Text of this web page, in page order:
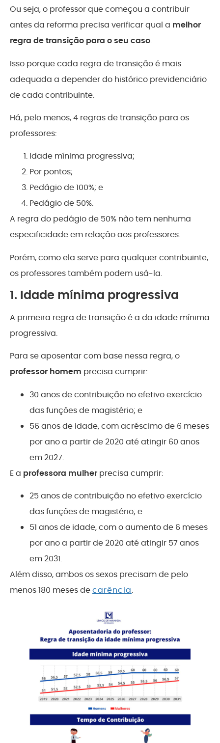
Ou seja, o professor que começou a contribuir
antes da reforma precisa verificar qual a melhor
regra de transição para o seu caso.
Isso porque cada regra de transição é mais
adequada a depender do histórico previdenciário
de cada contribuinte.
Há, pelo menos, 4 regras de transição para os
professores:
Idade mínima progressiva;
Por pontos;
Pedágio de 100%; e
Pedágio de 50%.
A regra do pedágio de 50% não tem nenhuma
especificidade em relação aos professores.
Porém, como ela serve para qualquer contribuinte,
os professores também podem usá-la.
1. Idade mínima progressiva
A primeira regra de transição é a da idade mínima
progressiva.
Para se aposentar com base nessa regra, o
professor homem precisa cumprir:
30 anos de contribuição no efetivo exercício
das funções de magistério; e
56 anos de idade, com acréscimo de 6 meses
por ano a partir de 2020 até atingir 60 anos
em 2027.
E a professora mulher precisa cumprir:
25 anos de contribuição no efetivo exercício
das funções de magistério; e
51 anos de idade, com o aumento de 6 meses
por ano a partir de 2020 até atingir 57 anos
em 2031.
Além disso, ambos os sexos precisam de pelo
menos 180 meses decarência.